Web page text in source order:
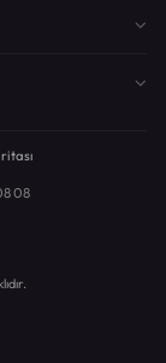
08